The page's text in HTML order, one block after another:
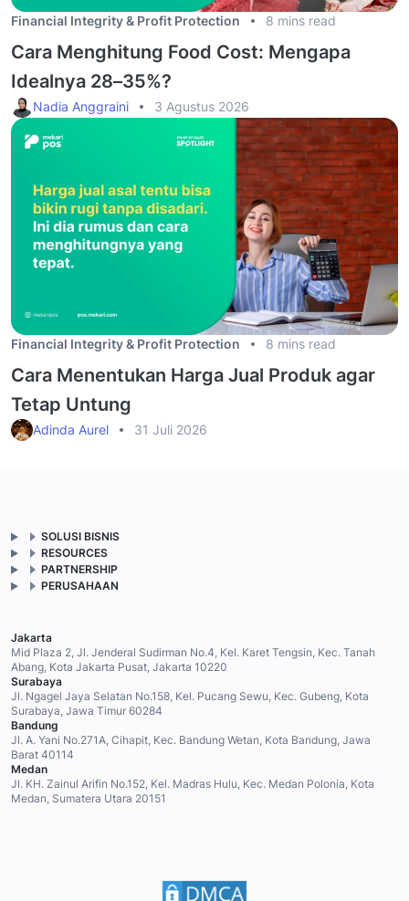
Financial Integrity & Profit Protection 8 mins read
Cara Menghitung Food Cost: Mengapa
Idealnya 28–35%?
Nadia Anggraini 3 Agustus 2026
Financial Integrity & Profit Protection 8 mins read
Cara Menentukan Harga Jual Produk agar
Tetap Untung
Adinda Aurel 31 Juli 2026
SOLUSI BISNIS
RESOURCES
PARTNERSHIP
PERUSAHAAN
Jakarta
Mid Plaza 2, Jl. Jenderal Sudirman No.4, Kel. Karet Tengsin, Kec. Tanah
Abang, Kota Jakarta Pusat, Jakarta 10220
Surabaya
Jl. Ngagel Jaya Selatan No.158, Kel. Pucang Sewu, Kec. Gubeng, Kota
Surabaya, Jawa Timur 60284
Bandung
Jl. A. Yani No.271A, Cihapit, Kec. Bandung Wetan, Kota Bandung, Jawa
Barat 40114
Medan
Jl. KH. Zainul Arifin No.152, Kel. Madras Hulu, Kec. Medan Polonia, Kota
Medan, Sumatera Utara 20151